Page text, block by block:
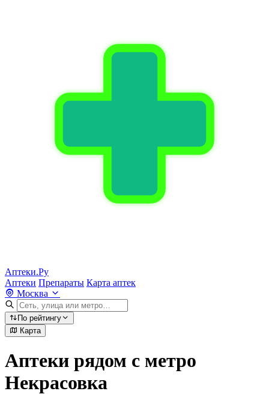
Аптеки.Ру
Аптеки Препараты Карта аптек
Москва
По рейтингу
Карта
Аптеки рядом с метро
Некрасовка